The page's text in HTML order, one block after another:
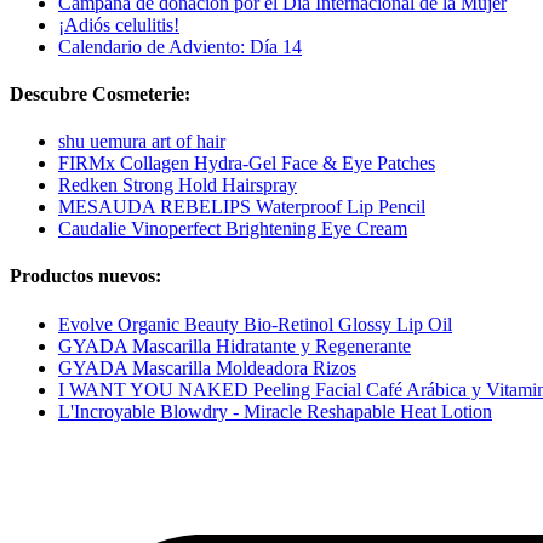
¡Adiós celulitis!
Calendario de Adviento: Día 14
Descubre Cosmeterie:
shu uemura art of hair
FIRMx Collagen Hydra-Gel Face & Eye Patches
Redken Strong Hold Hairspray
MESAUDA REBELIPS Waterproof Lip Pencil
Caudalie Vinoperfect Brightening Eye Cream
Productos nuevos:
Evolve Organic Beauty Bio-Retinol Glossy Lip Oil
GYADA Mascarilla Hidratante y Regenerante
GYADA Mascarilla Moldeadora Rizos
I WANT YOU NAKED Peeling Facial Café Arábica y
L'Incroyable Blowdry - Miracle Reshapable Heat Lotion